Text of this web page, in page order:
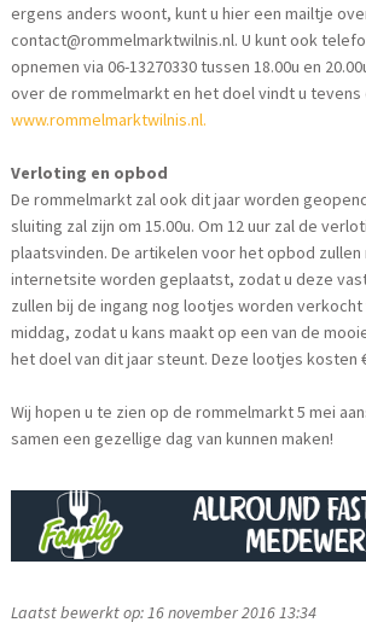
ergens anders woont, kunt u hier een mailtje
contact@rommelmarktwilnis.nl. U kunt ook
opnemen via 06-13270330 tussen 18.00u en
over de rommelmarkt en het doel vindt u tevens
www.rommelmarktwilnis.nl.
Verloting en opbod
De rommelmarkt zal ook dit jaar worden
sluiting zal zijn om 15.00u. Om 12 uur zal de
plaatsvinden. De artikelen voor het opbod
internetsite worden geplaatst, zodat u deze
zullen bij de ingang nog lootjes worden
middag, zodat u kans maakt op een van de
het doel van dit jaar steunt. Deze lootjes kosten
Wij hopen u te zien op de rommelmarkt 5 mei
samen een gezellige dag van kunnen maken!
Laatst bewerkt op: 16 november 2016 13:34